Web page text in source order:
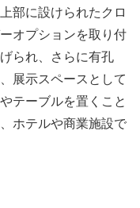
部に設けられたクロ
オプションを取り付
られ、さらに有孔
展示スペースとして
テーブルを置くこと
ホテルや商業施設で